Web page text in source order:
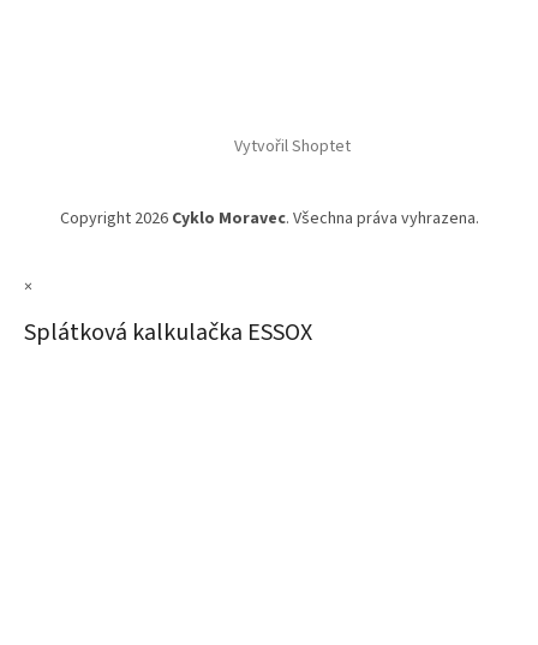
Vytvořil Shoptet
Copyright 2026 Cyklo Moravec. Všechna práva vyhrazena.
×
Splátková kalkulačka ESSOX